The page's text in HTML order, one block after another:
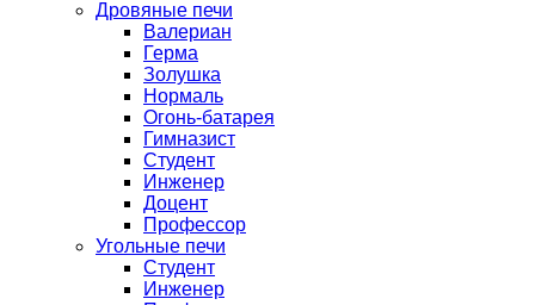
Дровяные печи
Валериан
Герма
Золушка
Нормаль
Огонь-батарея
Гимназист
Студент
Инженер
Доцент
Профессор
Угольные печи
Студент
Инженер